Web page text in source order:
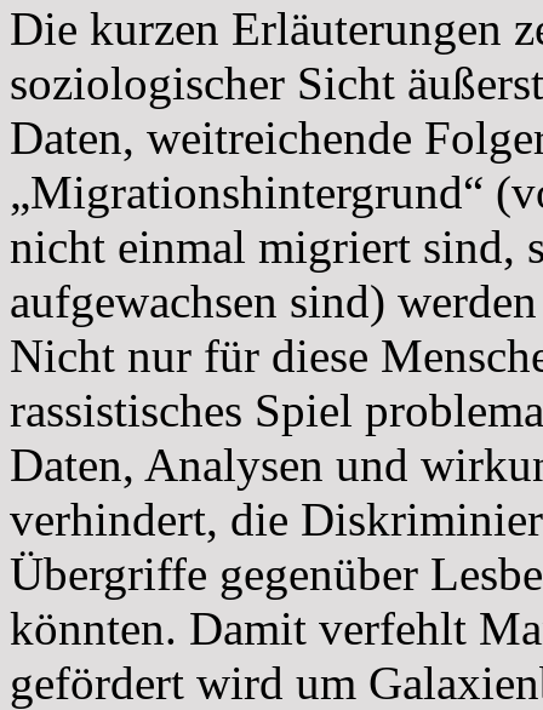
Die kurzen Erläuterungen
soziologischer Sicht
Daten, weitreichende
„Migrationshintergrund“
nicht einmal migriert sind,
aufgewachsen sind)
Nicht nur für diese
rassistisches Spiel
Daten, Analysen und
verhindert, die
Übergriffe gegenüber
könnten. Damit verfehlt
gefördert wird um